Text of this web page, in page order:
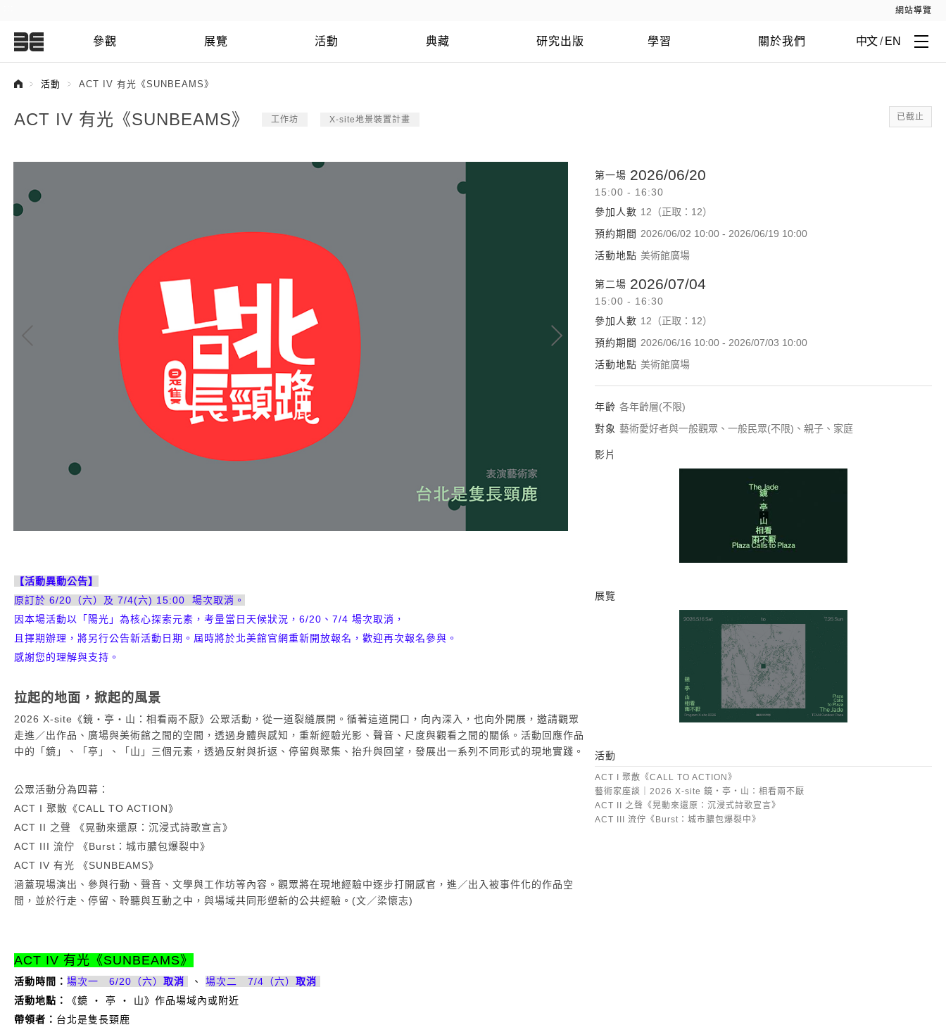
網站導覽
參觀 展覽 活動 典藏 研究出版 學習 關於我們 中文 / EN
活動 ACT IV 有光《SUNBEAMS》
已截止
ACT IV 有光《SUNBEAMS》 工作坊 X-site地景裝置計畫
【活動異動公告】
原訂於 6/20（六）及 7/4(六) 15:00 場次取消。
因本場活動以「陽光」為核心探索元素，考量當日天候狀況，6/20、7/4 場次取消，
且擇期辦理，將另行公告新活動日期。屆時將於北美館官網重新開放報名，歡迎再次報名參與。
感謝您的理解與支持。
拉起的地面，掀起的風景
2026 X-site《鏡・亭・山：相看兩不厭》公眾活動，從一道裂縫展開。循著這道開口，向內深入，也向外開展，邀請觀眾
走進／出作品、廣場與美術館之間的空間，透過身體與感知，重新經驗光影、聲音、尺度與觀看之間的關係。活動回應作品
中的「鏡」、「亭」、「山」三個元素，透過反射與折返、停留與聚集、抬升與回望，發展出一系列不同形式的現地實踐。
公眾活動分為四幕：
ACT I 聚散《CALL TO ACTION》
ACT II 之聲 《晃動來還原：沉浸式詩歌宣言》
ACT III 流佇 《Burst：城市膿包爆裂中》
ACT IV 有光 《SUNBEAMS》
涵蓋現場演出、參與行動、聲音、文學與工作坊等內容。觀眾將在現地經驗中逐步打開感官，進／出入被事件化的作品空
間，並於行走、停留、聆聽與互動之中，與場域共同形塑新的公共經驗。(文／梁懷志)
ACT IV 有光《SUNBEAMS》
活動時間： 場次一 6/20（六） 取消 、 場次二 7/4（六） 取消
活動地點：
《鏡 ‧ 亭 ‧ 山》作品場域內或附近
帶領者： 台北是隻長頸鹿
第一場 2026/06/20
15:00 - 16:30
參加人數 12（正取：12）
預約期間 2026/06/02 10:00 - 2026/06/19 10:00
活動地點 美術館廣場
第二場 2026/07/04
15:00 - 16:30
參加人數 12（正取：12）
預約期間 2026/06/16 10:00 - 2026/07/03 10:00
活動地點 美術館廣場
年齡 各年齡層(不限)
對象 藝術愛好者與一般觀眾、一般民眾(不限)、親子、家庭
影片
展覽
活動
ACT I 聚散《CALL TO ACTION》
藝術家座談｜2026 X-site 鏡・亭・山：相看兩不厭
ACT II 之聲《晃動來還原：沉浸式詩歌宣言》
ACT III 流佇《Burst：城市膿包爆裂中》